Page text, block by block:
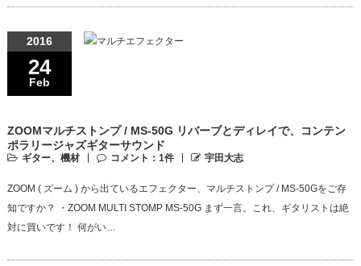
2016
24
Feb
ZOOMマルチストンプ / MS-50G リバーブとディレイで、コンテン
ポラリージャズギターサウンド
ギター、機材 コメント：1件 宇田大志
ZOOM ( ズーム ) から出ているエフェクター、マルチストンプ / MS-50Gをご存
知ですか？ ・ZOOM MULTI STOMP MS-50G まず一言。これ、ギタリストは絶
対に買いです！ 何がい…